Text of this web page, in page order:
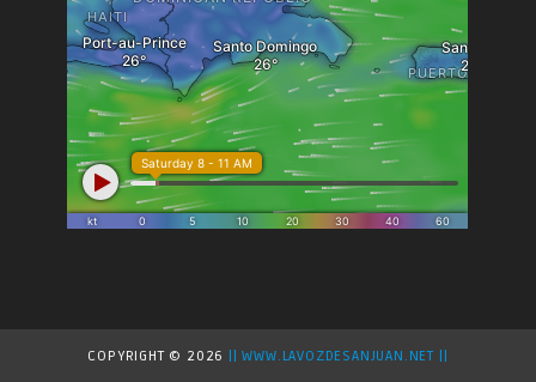
COPYRIGHT © 2026 || WWW.LAVOZDESANJUAN.NET ||